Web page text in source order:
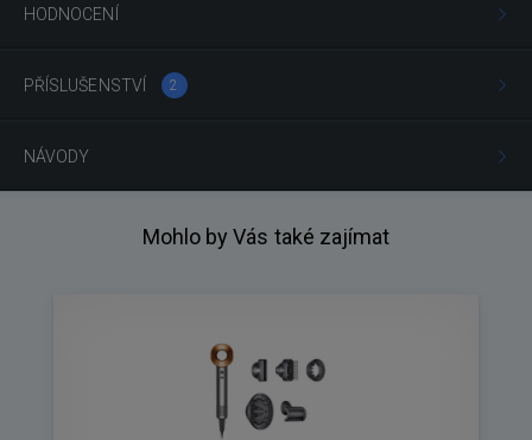
HODNOCENÍ
PŘÍSLUŠENSTVÍ 2
NÁVODY
Mohlo by Vás také zajímat